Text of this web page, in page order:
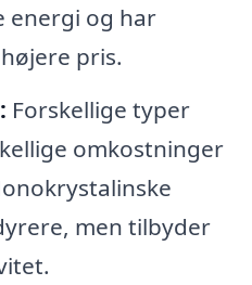
energi og har
pris.
Forskellige typer
omkostninger
men tilbyder